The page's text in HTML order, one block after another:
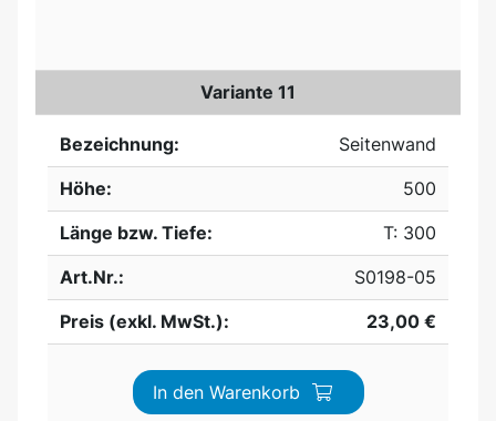
Variante 11
Bezeichnung:
Seitenwand
Höhe:
500
Länge bzw. Tiefe:
T: 300
Art.Nr.:
S0198-05
Preis (exkl. MwSt.):
23,00 €
In den Warenkorb